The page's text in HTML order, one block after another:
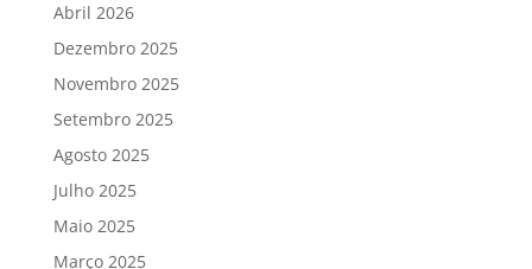
Abril 2026
Dezembro 2025
Novembro 2025
Setembro 2025
Agosto 2025
Julho 2025
Maio 2025
Março 2025